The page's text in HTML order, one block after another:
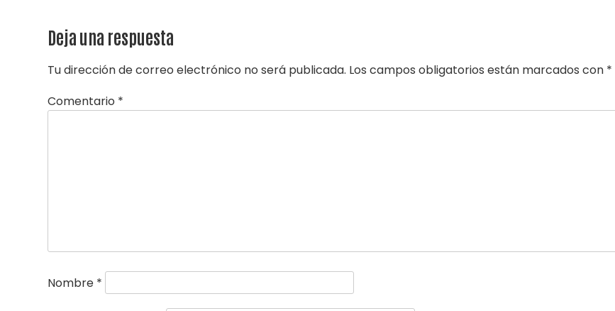
Deja una respuesta
Tu dirección de correo electrónico no será publicada. Los campos obligatorios están marcados con *
Comentario *
Nombre *